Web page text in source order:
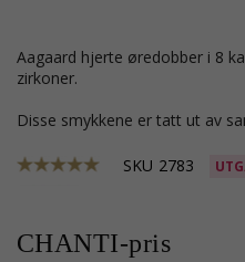
Aagaard hjerte øredobber i 8 karat med og 2 fasettslipte hvite
zirkoner.
Disse smykkene er tatt ut av
SKU 2783
CHANTI-pris